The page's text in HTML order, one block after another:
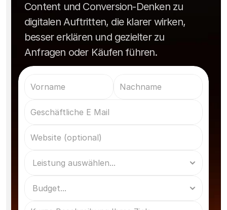
Content und Conversion-Denken zu
digitalen Auftritten, die klarer wirken,
besser erklären und gezielter zu
Anfragen oder Käufen führen.